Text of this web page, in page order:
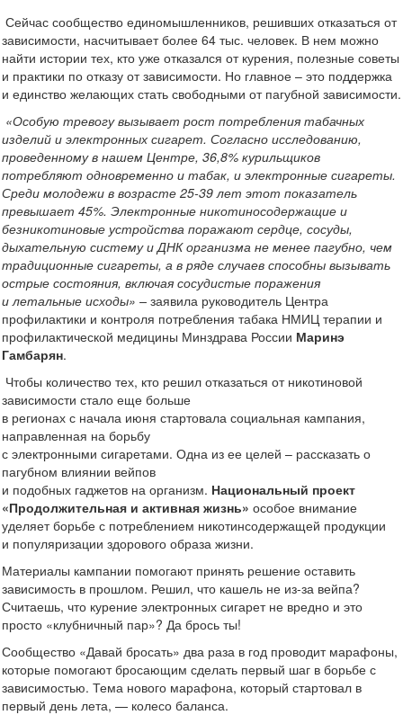
Сейчас сообщество единомышленников, решивших отказаться от
зависимости, насчитывает более 64 тыс. человек. В нем можно
найти истории тех, кто уже отказался от курения, полезные советы
и практики по отказу от зависимости. Но главное – это поддержка
и единство желающих стать свободными от пагубной зависимости.
«Особую тревогу вызывает рост потребления табачных
изделий и электронных сигарет. Согласно исследованию,
проведенному в нашем Центре, 36,8% курильщиков
потребляют одновременно и табак, и электронные сигареты.
Среди молодежи в возрасте 25-39 лет этот показатель
превышает 45%. Электронные никотиносодержащие и
безникотиновые устройства поражают сердце, сосуды,
дыхательную систему и ДНК организма не менее пагубно, чем
традиционные сигареты, а в ряде случаев способны вызывать
острые состояния, включая сосудистые поражения
и летальные исходы» – заявила руководитель Центра
профилактики и контроля потребления табака НМИЦ терапии и
профилактической медицины Минздрава России Маринэ
Гамбарян.
Чтобы количество тех, кто решил отказаться от никотиновой
зависимости стало еще больше
в регионах с начала июня стартовала социальная кампания,
направленная на борьбу
с электронными сигаретами. Одна из ее целей – рассказать о
пагубном влиянии вейпов
и подобных гаджетов на организм. Национальный проект
«Продолжительная и активная жизнь» особое внимание
уделяет борьбе с потреблением никотинсодержащей продукции
и популяризации здорового образа жизни.
Материалы кампании помогают принять решение оставить
зависимость в прошлом. Решил, что кашель не из-за вейпа?
Считаешь, что курение электронных сигарет не вредно и это
просто «клубничный пар»? Да брось ты!
Сообщество «Давай бросать» два раза в год проводит марафоны,
которые помогают бросающим сделать первый шаг в борьбе с
зависимостью. Тема нового марафона, который стартовал в
первый день лета, — колесо баланса.